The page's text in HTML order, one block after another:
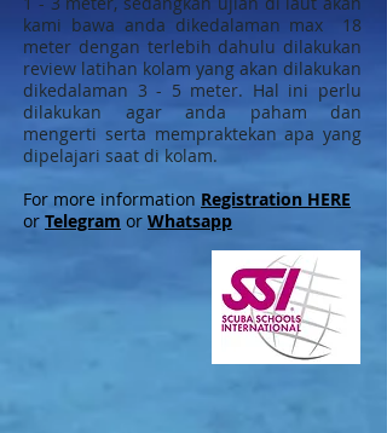
kami bawa anda dikedalaman max 18
meter dengan terlebih dahulu dilakukan
review latihan kolam yang akan dilakukan
dikedalaman 3 - 5 meter. Hal ini perlu
dilakukan agar anda paham dan
mengerti serta mempraktekan apa yang
dipelajari saat di kolam.
For more information Registration HERE
or Telegram or Whatsapp